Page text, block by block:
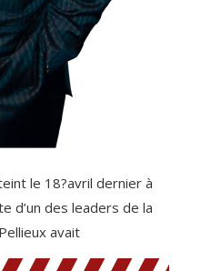
le 18?avril dernier à
d’un des leaders de la
avait